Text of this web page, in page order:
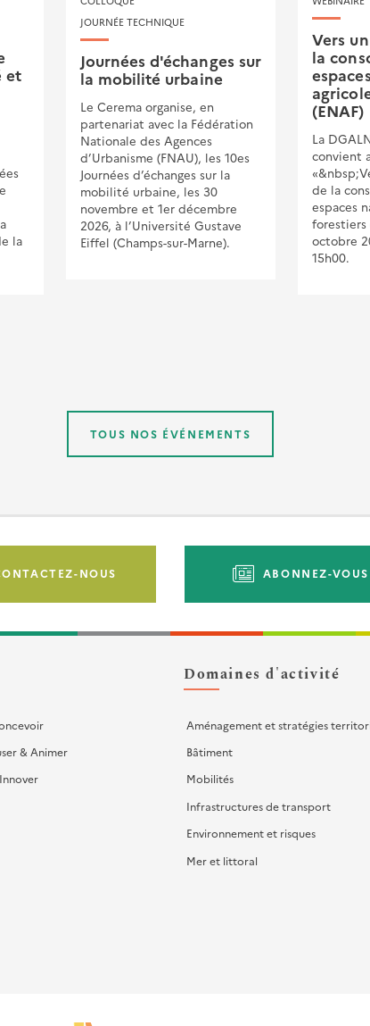
et
la
JOURNÉE TECHNIQUE
Journées d'échanges sur
la mobilité urbaine
Le Cerema organise, en
partenariat avec la Fédération
Nationale des Agences
d’Urbanisme (FNAU), les 10es
Journées d’échanges sur la
mobilité urbaine, les 30
novembre et 1er décembre
2026, à l’Université Gustave
Eiffel (Champs-sur-Marne).
Vers
la
(ENAF)
La
convient
de la
espaces
forestiers
octobre
15h00.
TOUS NOS ÉVÉNEMENTS
NOUS ABONNEZ-VOUS
& Animer
Domaines d'activité
Aménagement et stratégies
Bâtiment
Mobilités
Infrastructures de transport
Environnement et risques
Mer et littoral